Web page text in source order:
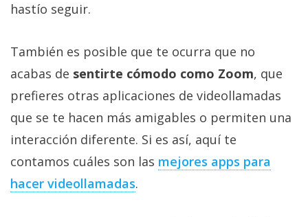
(CC) 2006-
2026.
Algunos
derechos
reservados.
hastío seguir.
También es posible que te ocurra que no
acabas de sentirte cómodo como Zoom, que
prefieres otras aplicaciones de videollamadas
que se te hacen más amigables o permiten una
interacción diferente. Si es así, aquí te
contamos cuáles son las mejores apps para
hacer videollamadas.